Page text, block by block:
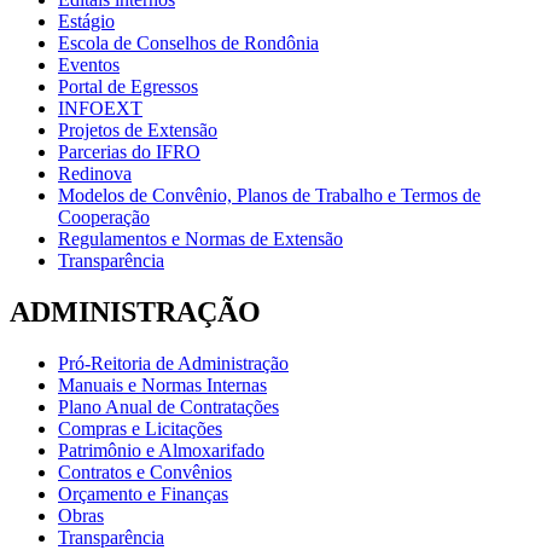
Estágio
Escola de Conselhos de Rondônia
Eventos
Portal de Egressos
INFOEXT
Projetos de Extensão
Parcerias do IFRO
Redinova
Modelos de Convênio, Planos de Trabalho e Termos de
Cooperação
Regulamentos e Normas de Extensão
Transparência
ADMINISTRAÇÃO
Pró-Reitoria de Administração
Manuais e Normas Internas
Plano Anual de Contratações
Compras e Licitações
Patrimônio e Almoxarifado
Contratos e Convênios
Orçamento e Finanças
Obras
Transparência